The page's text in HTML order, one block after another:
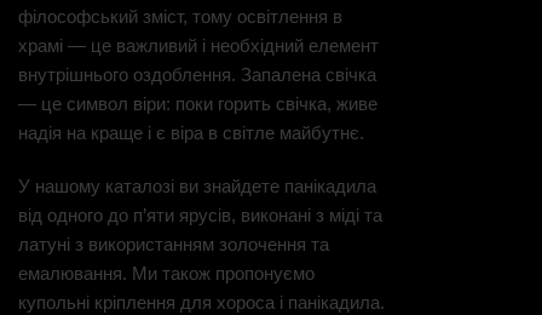
філософський зміст, тому освітлення в
храмі — це важливий і необхідний елемент
внутрішнього оздоблення. Запалена свічка
— це символ віри: поки горить свічка, живе
надія на краще і є віра в світле майбутнє.
У нашому каталозі ви знайдете панікадила
від одного до п’яти ярусів, виконані з міді та
латуні з використанням золочення та
емалювання. Ми також пропонуємо
купольні кріплення для хороса і панікадила.